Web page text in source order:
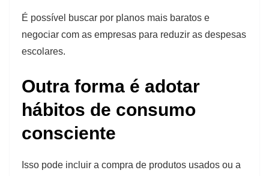
É possível buscar por planos mais baratos e
negociar com as empresas para reduzir as despesas
escolares.
Outra forma é adotar
hábitos de consumo
consciente
Isso pode incluir a compra de produtos usados ​​ou a